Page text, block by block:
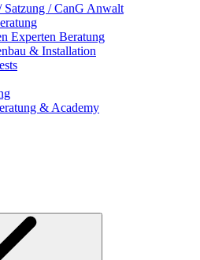
Satzung / CanG Anwalt
Experten Beratung
& Installation
& Academy